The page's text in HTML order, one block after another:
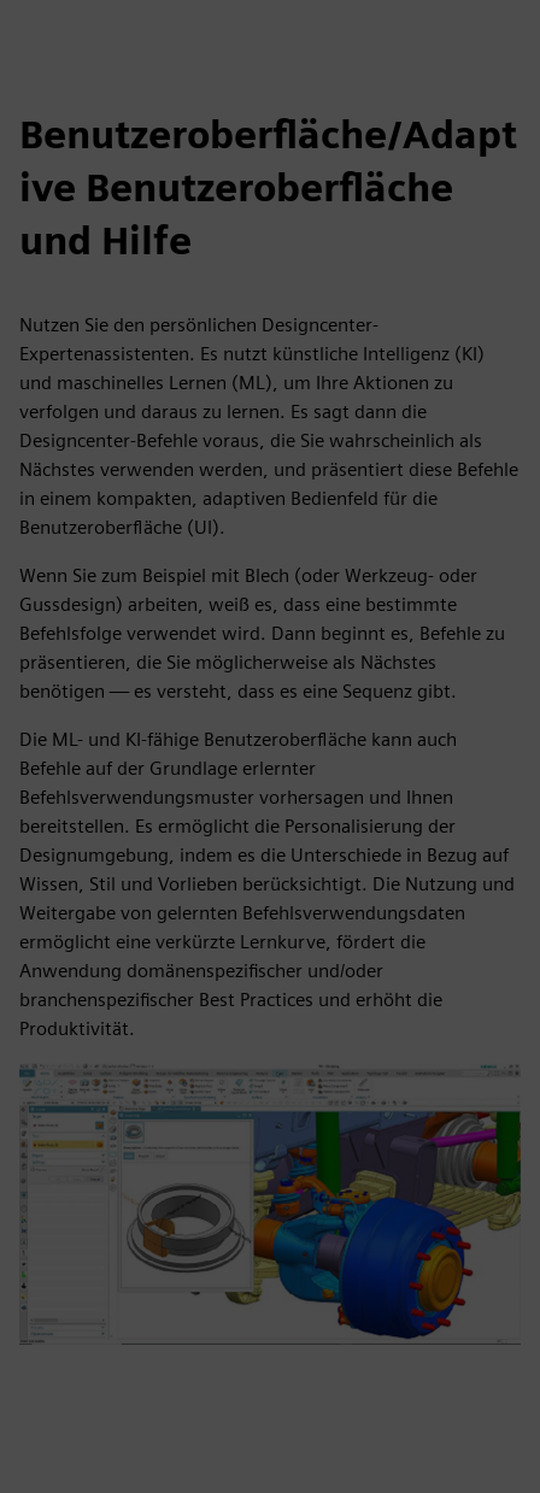
Benutzeroberfläche/Adapt
ive Benutzeroberfläche
und Hilfe
Nutzen Sie den persönlichen Designcenter-
Expertenassistenten. Es nutzt künstliche Intelligenz (KI)
und maschinelles Lernen (ML), um Ihre Aktionen zu
verfolgen und daraus zu lernen. Es sagt dann die
Designcenter-Befehle voraus, die Sie wahrscheinlich als
Nächstes verwenden werden, und präsentiert diese Befehle
in einem kompakten, adaptiven Bedienfeld für die
Benutzeroberfläche (UI).
Wenn Sie zum Beispiel mit Blech (oder Werkzeug- oder
Gussdesign) arbeiten, weiß es, dass eine bestimmte
Befehlsfolge verwendet wird. Dann beginnt es, Befehle zu
präsentieren, die Sie möglicherweise als Nächstes
benötigen — es versteht, dass es eine Sequenz gibt.
Die ML- und KI-fähige Benutzeroberfläche kann auch
Befehle auf der Grundlage erlernter
Befehlsverwendungsmuster vorhersagen und Ihnen
bereitstellen. Es ermöglicht die Personalisierung der
Designumgebung, indem es die Unterschiede in Bezug auf
Wissen, Stil und Vorlieben berücksichtigt. Die Nutzung und
Weitergabe von gelernten Befehlsverwendungsdaten
ermöglicht eine verkürzte Lernkurve, fördert die
Anwendung domänenspezifischer und/oder
branchenspezifischer Best Practices und erhöht die
Produktivität.